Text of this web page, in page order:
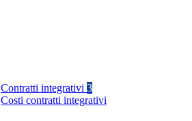
Contratti integrativi 3
Costi contratti integrativi